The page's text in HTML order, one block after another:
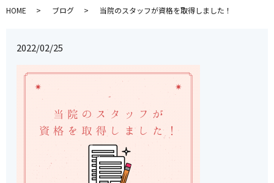
HOME ブログ 当院のスタッフが資格を取得しました！
2022/02/25